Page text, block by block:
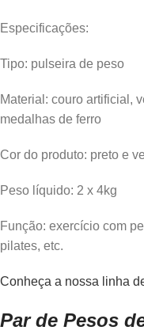
Especificações:
Tipo: pulseira de peso
Material: couro artificial,
medalhas de ferro
Cor do produto: preto e
Peso líquido: 2 x 4kg
Função: exercício com
pilates, etc.
Conheça a nossa linha
Par de Pesos